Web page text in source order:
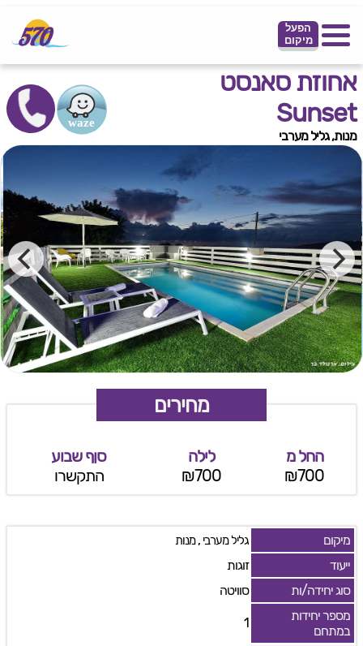
הפעל
מיקום
אחוזת סאנסט
Sunset
מנות, גליל מערבי
מחירים
החל מ
₪700
לילה
₪700
סןף שבוע
התקשרו
מיקום גליל מערבי,מנות
ייעוד
זוגות
סוג יחידה/ות
סוויטה
מספר יחידות
במתחם
1